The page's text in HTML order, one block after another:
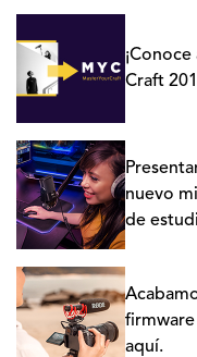
Craft
nuevo
de
firmware
aquí.